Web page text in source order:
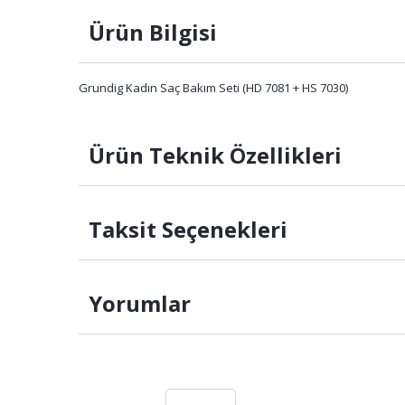
Ürün Bilgisi
Grundig Kadın Saç Bakım Seti (HD 7081 + HS 7030)
Ürün Teknik Özellikleri
Taksit Seçenekleri
Yorumlar